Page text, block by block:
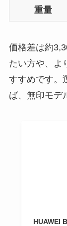
重量
価格差は約
たい方や、よ
すすめです。
ば、無印モデ
HUAWEI